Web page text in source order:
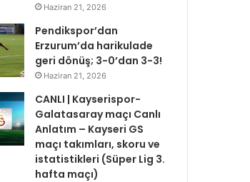
Haziran 21, 2026
Pendikspor’dan
Erzurum’da harikulade
geri dönüş; 3-0’dan 3-3!
Haziran 21, 2026
CANLI | Kayserispor-
Galatasaray maçı Canlı
Anlatım – Kayseri GS
maçı takımları, skoru ve
istatistikleri (Süper Lig 3.
hafta maçı)